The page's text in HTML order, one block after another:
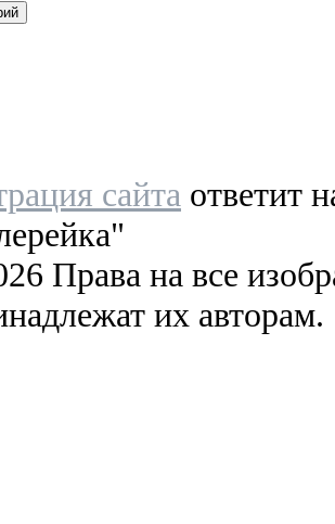
сайта ответит
Права на все
их авторам.